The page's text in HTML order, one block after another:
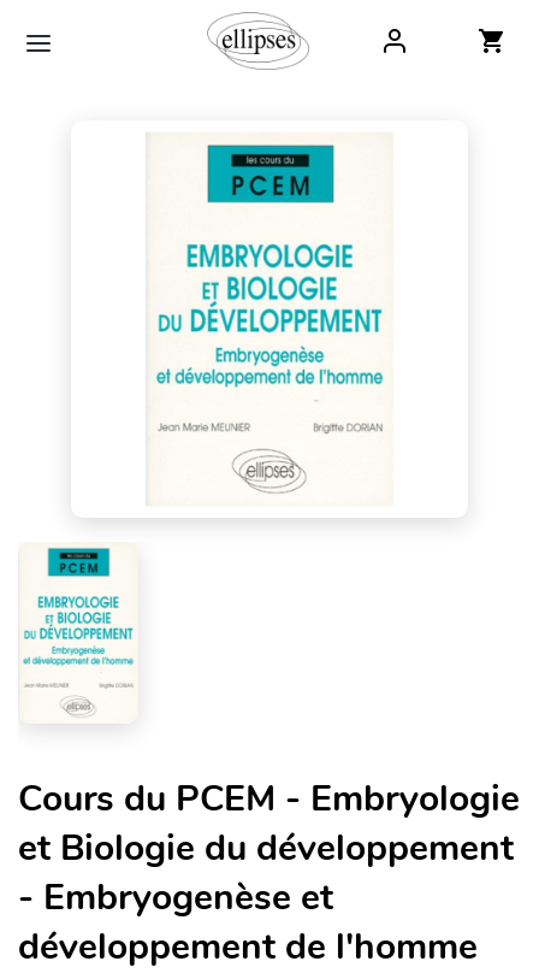
Cours du PCEM - Embryologie
et Biologie du développement
- Embryogenèse et
développement de l'homme